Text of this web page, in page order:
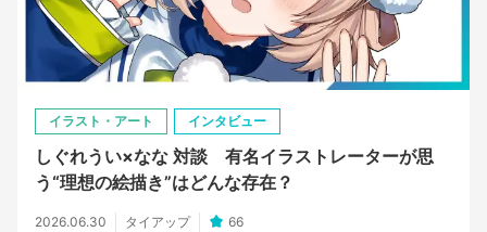
イラスト・アート インタビュー
しぐれうい×なな 対談 有名イラストレーターが思
う“理想の絵描き”はどんな存在？
2026.06.30 タイアップ 66